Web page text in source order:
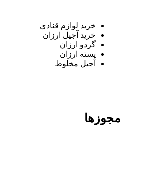
خرید لوازم قنادی
خرید آجیل ارزان
گردو ارزان
پسته ارزان
آجیل مخلوط
مجوزها